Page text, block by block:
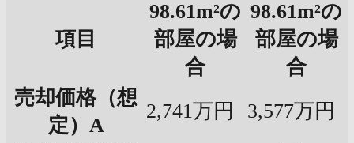
項目
98.61m²の
部屋の場
合
98.61m²の
部屋の場
合
売却価格（想
定）A
2,741万円
3,577万円